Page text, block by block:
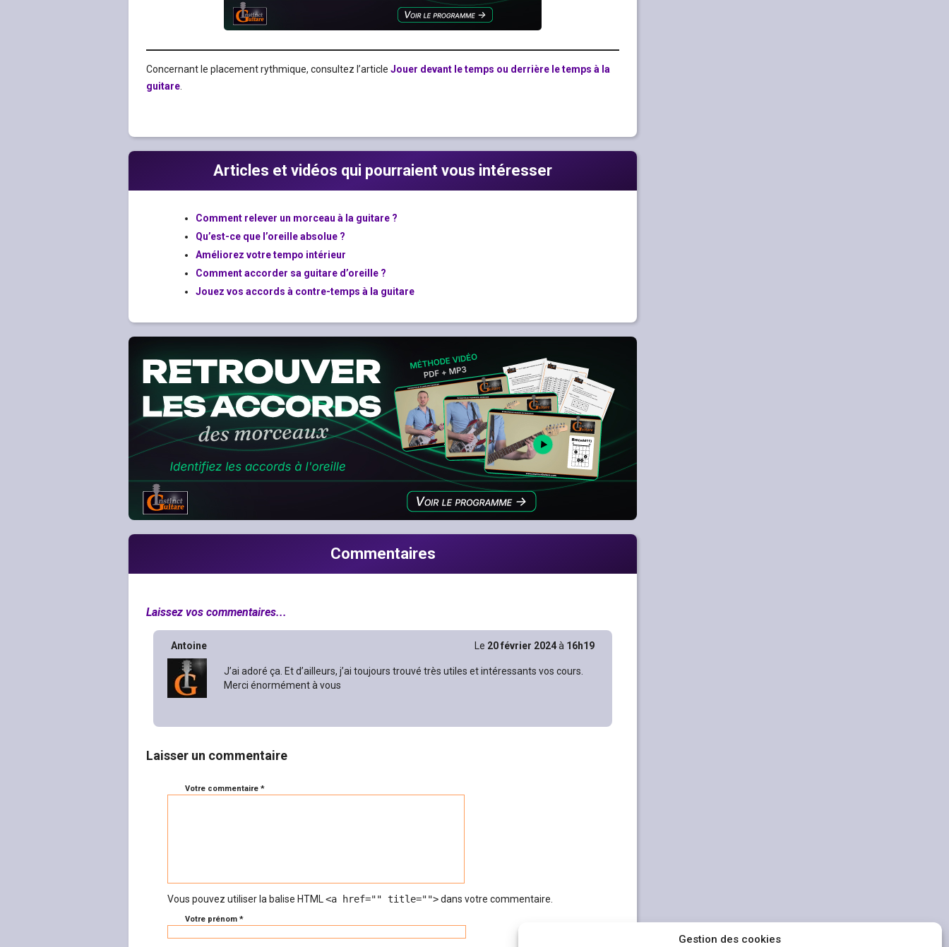
Gestion des cookies
Concernant le placement rythmique, consultez l’article Jouer devant le temps ou derrière le temps à la
guitare
Articles et vidéos qui pourraient vous intéresser
Comment relever un morceau à la guitare ?
Qu’est-ce que l’oreille absolue ?
Améliorez votre tempo intérieur
Comment accorder sa guitare d’oreille ?
Jouez vos accords à contre-temps à la guitare
Commentaires
Laissez vos commentaires...
Antoine Le 20 février 2024à 16h19
J’ai adoré ça. Et d’ailleurs, j’ai toujours trouvé très utiles et intéressants vos cours.
Merci énormément à vous
Laisser un commentaire
Votre commentaire *
Vous pouvez utiliser la balise HTML <a href="" title="">dans votre commentaire.
Votre prénom *